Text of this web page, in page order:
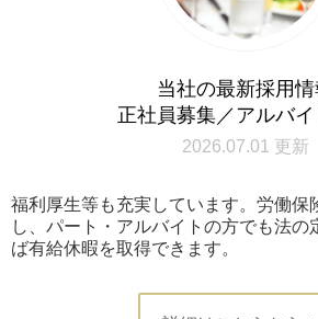
当社の最新採用情
正社員募集／アルバ
2026.07.01 更新
福利厚生等も充実しています。労働保
し、パート・アルバイトの方でも法の
ば有給休暇を取得できます。